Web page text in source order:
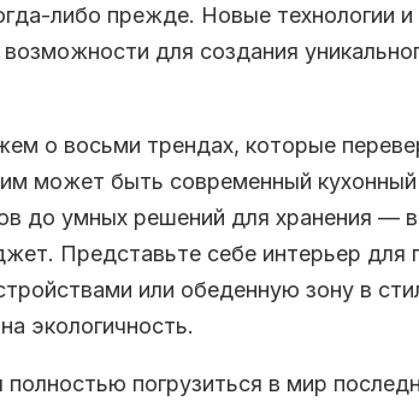
либо прежде. Новые технологии
для создания
о восьми трендах, которые
может быть современный кухонный
до умных решений для хранения —
Представьте себе интерьер для
или обеденную зону в
экологичность.
погрузиться в мир